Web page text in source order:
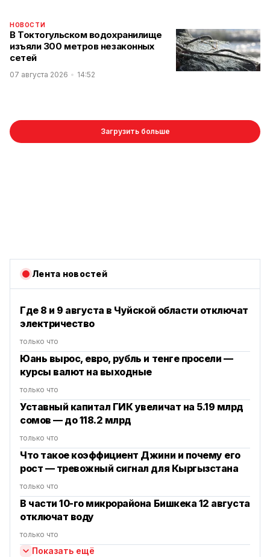
НОВОСТИ
В Токтогульском водохранилище
изъяли 300 метров незаконных
сетей
07 августа 2026 14:52
Загрузить больше
Лента новостей
Где 8 и 9 августа в Чуйской области отключат
электричество
только что
Юань вырос, евро, рубль и тенге просели —
курсы валют на выходные
только что
Уставный капитал ГИК увеличат на 5.19 млрд
сомов — до 118.2 млрд
только что
Что такое коэффициент Джини и почему его
рост — тревожный сигнал для Кыргызстана
только что
В части 10-го микрорайона Бишкека 12 августа
отключат воду
только что
Показать ещё